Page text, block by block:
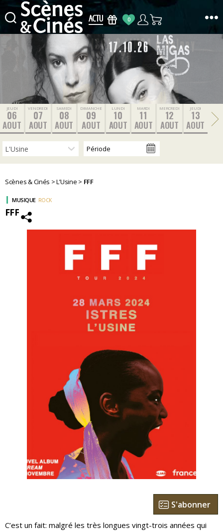
Scènes
&
Cinés
0
JEUDI
06
AOUT
VENDREDI
07
AOUT
SAMEDI
08
AOUT
DIMANCHE
09
AOUT
LUNDI
10
AOUT
MARDI
11
AOUT
MERCREDI
12
AOUT
JEUDI
13
AOUT
Scènes & Cinés >L’Usine > FFF
FFF
MUSIQUE ROCK
S'abonner
C’est un fait: malgré les très longues vingt-trois années qui